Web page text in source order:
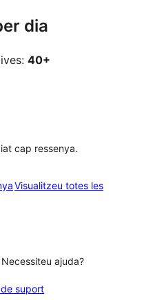
dia
40+
cap ressenya.
Visualitzeu totes lesressenyes
ajuda?
suport